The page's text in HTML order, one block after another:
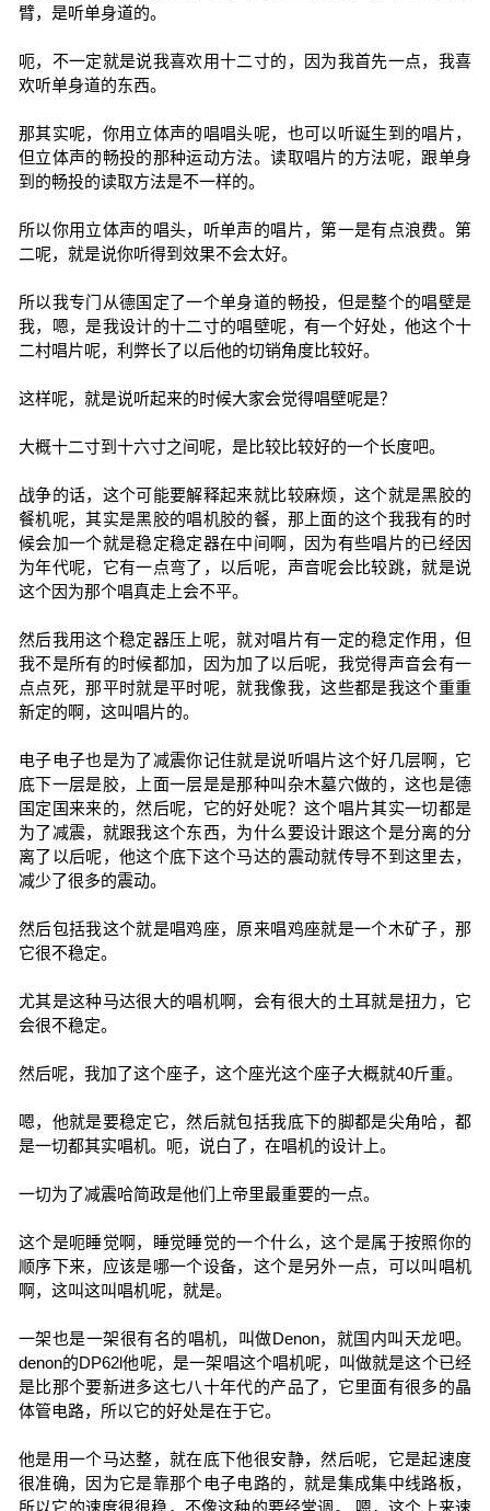
臂，是听单身道的。
呃，不一定就是说我喜欢用十二寸的，因为我首先一点，我喜
欢听单身道的东西。
那其实呢，你用立体声的唱唱头呢，也可以听诞生到的唱片，
但立体声的畅投的那种运动方法。读取唱片的方法呢，跟单身
到的畅投的读取方法是不一样的。
所以你用立体声的唱头，听单声的唱片，第一是有点浪费。第
二呢，就是说你听得到效果不会太好。
所以我专门从德国定了一个单身道的畅投，但是整个的唱壁是
我，嗯，是我设计的十二寸的唱壁呢，有一个好处，他这个十
二村唱片呢，利弊长了以后他的切销角度比较好。
这样呢，就是说听起来的时候大家会觉得唱壁呢是？
大概十二寸到十六寸之间呢，是比较比较好的一个长度吧。
战争的话，这个可能要解释起来就比较麻烦，这个就是黑胶的
餐机呢，其实是黑胶的唱机胶的餐，那上面的这个我我有的时
候会加一个就是稳定稳定器在中间啊，因为有些唱片的已经因
为年代呢，它有一点弯了，以后呢，声音呢会比较跳，就是说
这个因为那个唱真走上会不平。
然后我用这个稳定器压上呢，就对唱片有一定的稳定作用，但
我不是所有的时候都加，因为加了以后呢，我觉得声音会有一
点点死，那平时就是平时呢，就我像我，这些都是我这个重重
新定的啊，这叫唱片的。
电子电子也是为了减震你记住就是说听唱片这个好几层啊，它
底下一层是胶，上面一层是是那种叫杂木墓穴做的，这也是德
国定国来来的，然后呢，它的好处呢？这个唱片其实一切都是
为了减震，就跟我这个东西，为什么要设计跟这个是分离的分
离了以后呢，他这个底下这个马达的震动就传导不到这里去，
减少了很多的震动。
然后包括我这个就是唱鸡座，原来唱鸡座就是一个木矿子，那
它很不稳定。
尤其是这种马达很大的唱机啊，会有很大的土耳就是扭力，它
会很不稳定。
然后呢，我加了这个座子，这个座光这个座子大概就40斤重。
嗯，他就是要稳定它，然后就包括我底下的脚都是尖角哈，都
是一切都其实唱机。呃，说白了，在唱机的设计上。
一切为了减震哈简政是他们上帝里最重要的一点。
这个是呃睡觉啊，睡觉睡觉的一个什么，这个是属于按照你的
顺序下来，应该是哪一个设备，这个是另外一点，可以叫唱机
啊，这叫这叫唱机呢，就是。
一架也是一架很有名的唱机，叫做Denon，就国内叫天龙吧。
denon的DP62l他呢，是一架唱这个唱机呢，叫做就是这个已经
是比那个要新进多这七八十年代的产品了，它里面有很多的晶
体管电路，所以它的好处是在于它。
他是用一个马达整，就在底下他很安静，然后呢，它是起速度
很准确，因为它是靠那个电子电路的，就是集成集中线路板，
所以它的速度很很稳，不像这种的要经常调。 嗯，这个上来速